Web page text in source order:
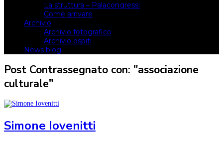
La struttura – Palacongressi
Come arrivare
Archivio
Archivio fotografico
Archivio ospiti
News blog
Post Contrassegnato con: "associazione
culturale"
Simone Iovenitti